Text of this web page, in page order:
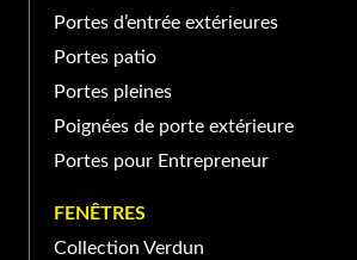
370 Rue Laberge, Saint-Jean-
sur-Richelieu, QC J3A 1S2,
Canada
Portes d’entrée extérieures
Portes patio
Portes pleines
Poignées de porte extérieure
Portes pour Entrepreneur
FENÊTRES
Collection Verdun